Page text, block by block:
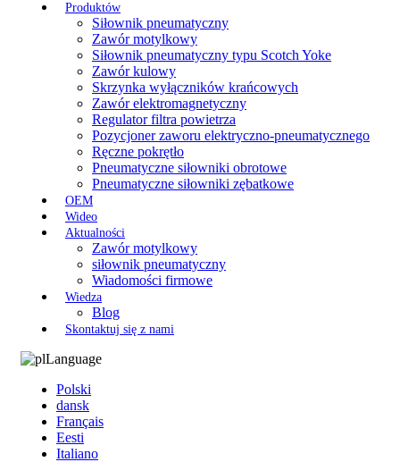
Produktów
Siłownik pneumatyczny
Zawór motylkowy
Siłownik pneumatyczny typu Scotch Yoke
Zawór kulowy
Skrzynka wyłączników krańcowych
Zawór elektromagnetyczny
Regulator filtra powietrza
Pozycjoner zaworu elektryczno-pneumatycznego
Ręczne pokrętło
Pneumatyczne siłowniki obrotowe
Pneumatyczne siłowniki zębatkowe
OEM
Wideo
Aktualności
Zawór motylkowy
siłownik pneumatyczny
Wiadomości firmowe
Wiedza
Blog
Skontaktuj się z nami
Language
Polski
dansk
Français
Eesti
Italiano